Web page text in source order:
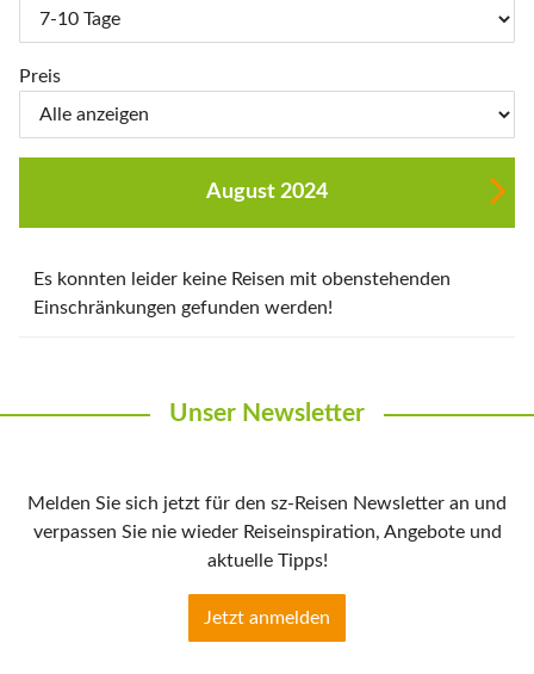
Preis
August 2024
Es konnten leider keine Reisen mit obenstehenden
Einschränkungen gefunden werden!
Unser Newsletter
Melden Sie sich jetzt für den sz-Reisen Newsletter an und
verpassen Sie nie wieder Reiseinspiration, Angebote und
aktuelle Tipps!
Jetzt anmelden